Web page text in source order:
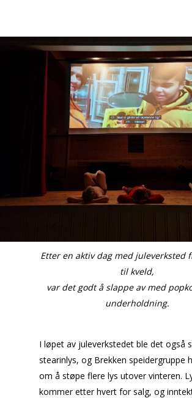
Etter en aktiv dag med juleverksted
til kveld,
var det godt å slappe av med
underholdning.
I løpet av juleverkstedet ble det også
stearinlys, og Brekken speidergruppe
om å støpe flere lys utover vinteren.
kommer etter hvert for salg, og